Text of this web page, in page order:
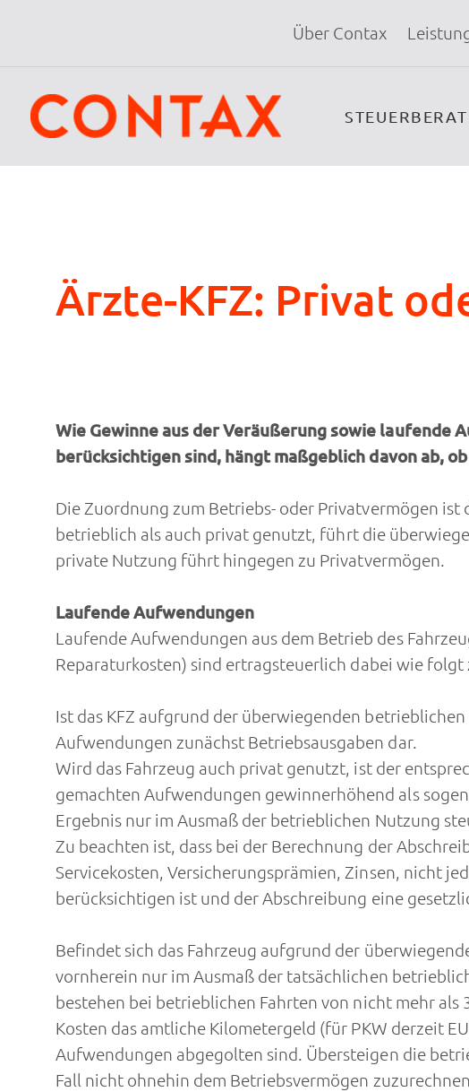
Über Contax
Ärzte-KFZ: Privat
Wie Gewinne aus der Veräußerung sowie laufende
berücksichtigen sind, hängt maßgeblich davon ab,
Die Zuordnung zum Betriebs- oder Privatvermögen
betrieblich als auch privat genutzt, führt die
private Nutzung führt hingegen zu Privatvermögen.
Laufende Aufwendungen
Laufende Aufwendungen aus dem Betrieb des
Reparaturkosten) sind ertragsteuerlich dabei wie folgt
Ist das KFZ aufgrund der überwiegenden
Aufwendungen zunächst Betriebsausgaben dar.
Wird das Fahrzeug auch privat genutzt, ist der
gemachten Aufwendungen gewinnerhöhend als
Ergebnis nur im Ausmaß der betrieblichen Nutzung
Zu beachten ist, dass bei der Berechnung der
Servicekosten, Versicherungsprämien, Zinsen, nicht
berücksichtigen ist und der Abschreibung eine
Befindet sich das Fahrzeug aufgrund der
vornherein nur im Ausmaß der tatsächlichen
bestehen bei betrieblichen Fahrten von nicht mehr
Kosten das amtliche Kilometergeld (für PKW derzeit
Aufwendungen abgegolten sind. Übersteigen die
Fall nicht ohnehin dem Betriebsvermögen